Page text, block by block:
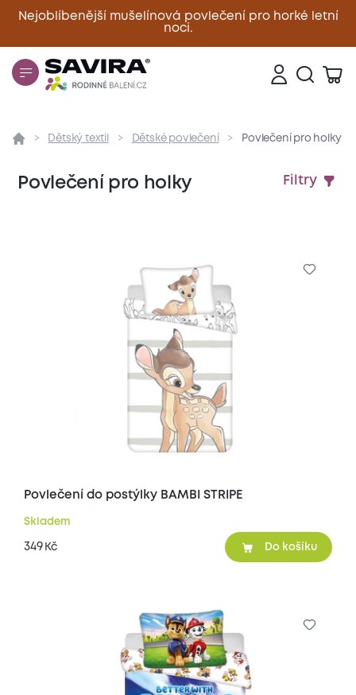
Nejoblíbenější mušelínová povlečení pro horké letní
noci.
Zavřít
Dětský textil Dětské povlečení Povlečení pro holky
Povlečení pro holky Filtry
Povlečení do postýlky BAMBI STRIPE
Skladem
349 Kč Do košíku